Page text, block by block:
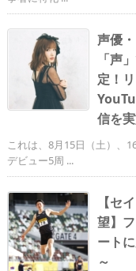
声優
「声
定！
信を
これは、8月15日（土）、
デビュー5周 ...
【セ
望】
ート
～